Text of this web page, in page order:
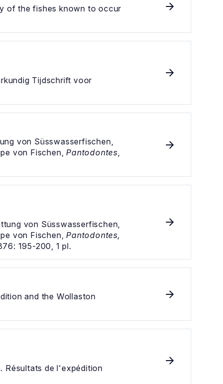
of the fishes known to occur
Tijdschrift voor
von Süsswasserfischen,
von Fischen,Pantodontes,
von Süsswasserfischen,
von Fischen,Pantodontes,
195-200, 1 pl.
and the Wollaston
Résultats de l'expédition